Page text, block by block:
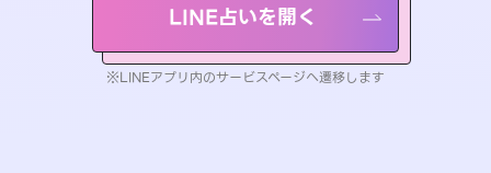
LINE占いを開く
※LINEアプリ内のサービスページへ遷移します